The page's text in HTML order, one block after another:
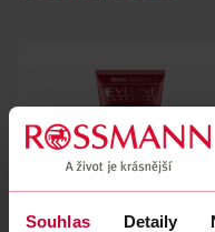
Souhlas Detaily